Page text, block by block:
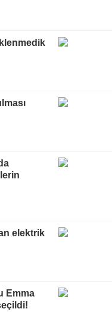
elektrik
Emma